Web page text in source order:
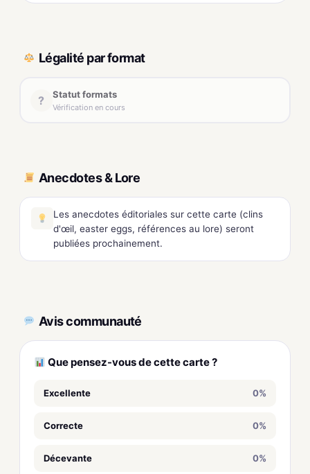
Légalité par format
? Statut formats
Vérification en cours
Anecdotes & Lore
Les anecdotes éditoriales sur cette carte (clins
d'œil, easter eggs, références au lore) seront
publiées prochainement.
Avis communauté
Que pensez-vous de cette carte ?
Excellente 0%
Correcte 0%
Décevante 0%